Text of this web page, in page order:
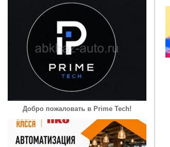
Добро пожаловать в Prime Tech!